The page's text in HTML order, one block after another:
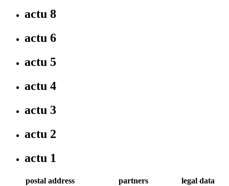
actu 8
actu 6
actu 5
actu 4
actu 3
actu 2
actu 1
postal address partners legal data